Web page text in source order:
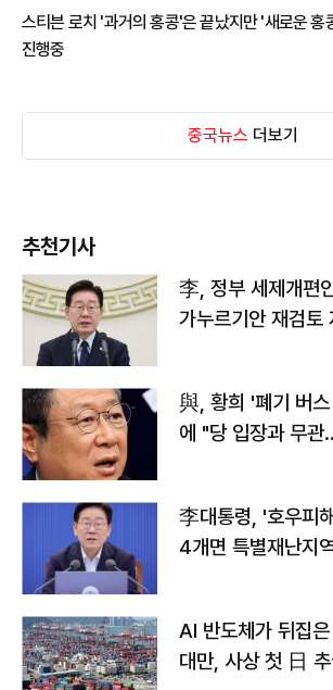
스티븐 로치 '과거의 홍콩'은 끝났지만 '새로운 홍
진행중
중국뉴스 더보기
추천기사
李, 정부 세제개편
가누르기안 재검토
與, 황희 '폐기 버
에 "당 입장과 무
李대통령, '호우피
4개면 특별재난지
AI 반도체가 뒤집
대만, 사상 첫 日